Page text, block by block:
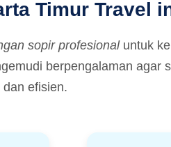
Timur Travel
sopir profesionaluntuk
berpengalaman agar
efisien.